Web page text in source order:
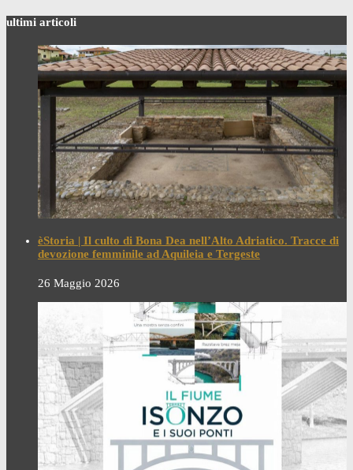
ultimi articoli
èStoria | Il culto di Bona Dea nell’Alto Adriatico. Tracce di
devozione femminile ad Aquileia e Tergeste
26 Maggio 2026